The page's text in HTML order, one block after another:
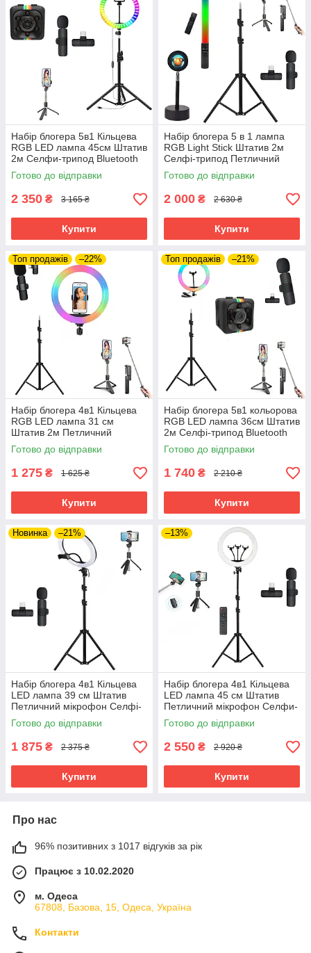
Набір блогера 5в1 Кільцева
RGB LED лампа 45см Штатив
2м Селфи-трипод Bluetooth
екшн камера Петличний
мікрофон
Готово до відправки
2 350 ₴ 3 165 ₴
Купити
Набір блогера 5 в 1 лампа
RGB Light Stick Штатив 2м
Селфі-трипод Петличний
мікрофон Проекційний
світильник
Готово до відправки
2 000 ₴ 2 630 ₴
Купити
Топ продажів –22%
Набір блогера 4в1 Кільцева
RGB LED лампа 31 см
Штатив 2м Петличний
мікрофон Селфи-трипод
Bluetooth
Готово до відправки
1 275 ₴ 1 625 ₴
Купити
Топ продажів –21%
Набір блогера 5в1 кольорова
RGB LED лампа 36см Штатив
2м Селфі-трипод Bluetooth
екшн камера Петличний
мікрофон
Готово до відправки
1 740 ₴ 2 210 ₴
Купити
Новинка –21%
Набір блогера 4в1 Кільцева
LED лампа 39 см Штатив
Петличний мікрофон Селфі-
палка Bluetooth пульт фото
відео
Готово до відправки
1 875 ₴ 2 375 ₴
Купити
–13%
Набір блогера 4в1 Кільцева
LED лампа 45 см Штатив
Петличний мікрофон Селфи-
палиця Bluetooth пульт фото
відео
Готово до відправки
2 550 ₴ 2 920 ₴
Купити
Про нас
96% позитивних з 1017 відгуків за рік
Працює з 10.02.2020
м. Одеса
67808, Базова, 15, Одеса, Україна
Контакти